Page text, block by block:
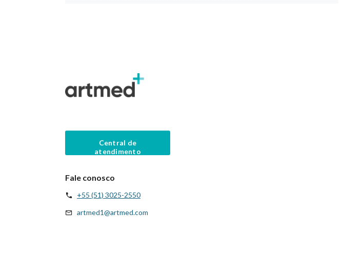
Central de
atendimento
Fale conosco
+55 (51) 3025-2550
artmed1@artmed.com